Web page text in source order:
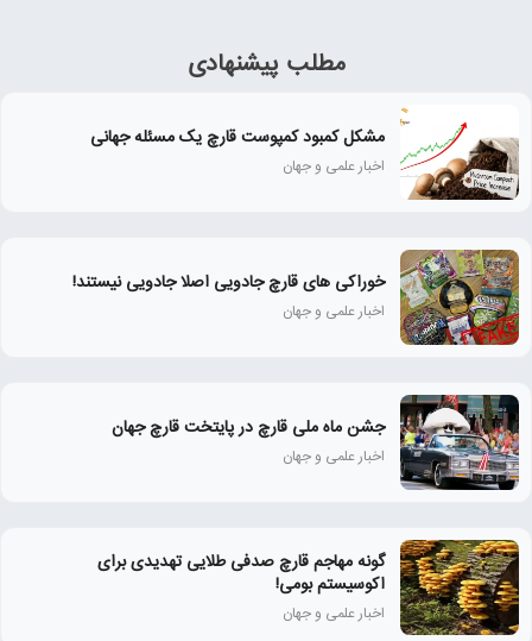
مطلب پیشنهادی
مشکل کمبود کمپوست قارچ یک مسئله جهانی
اخبار علمی و جهان
خوراکی های قارچ جادویی اصلا جادویی نیستند!
اخبار علمی و جهان
جشن ماه ملی قارچ در پایتخت قارچ جهان
اخبار علمی و جهان
گونه مهاجم قارچ صدفی طلایی تهدیدی برای
اکوسیستم بومی!
اخبار علمی و جهان